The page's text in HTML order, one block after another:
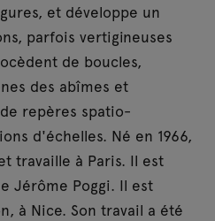
et développe un
parfois vertigineuses
de boucles,
des abîmes et
repères spatio-
d'échelles. Né en 1966,
travaille à Paris. Il est
Jérôme Poggi. Il est
à Nice. Son travail a été